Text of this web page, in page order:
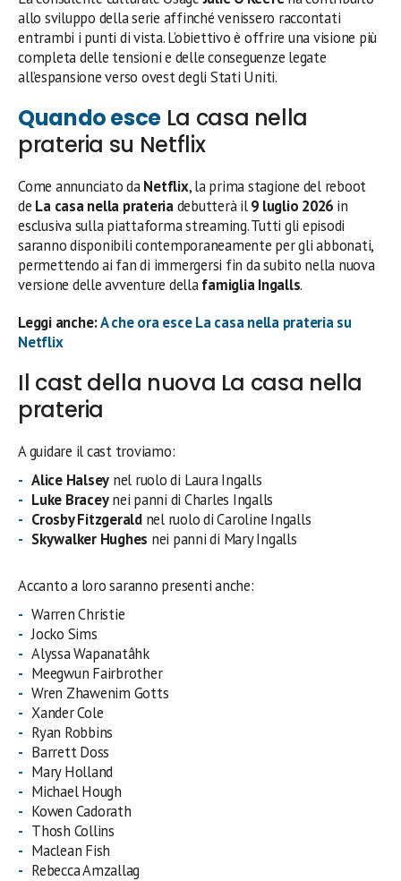
allo sviluppo della serie affinché venissero raccontati
entrambi i punti di vista. L’obiettivo è offrire una visione più
completa delle tensioni e delle conseguenze legate
all’espansione verso ovest degli Stati Uniti.
Quando esce La casa nella
prateria su Netflix
Come annunciato daNetflix, la prima stagione del reboot
de La casa nella prateriadebutterà il9 luglio 2026 in
esclusiva sulla piattaforma streaming. Tutti gli episodi
saranno disponibili contemporaneamente per gli abbonati,
permettendo ai fan di immergersi fin da subito nella nuova
versione delle avventure dellafamiglia Ingalls.
Leggi anche:A che ora esce La casa nella prateria su
Netflix
Il cast della nuova La casa nella
prateria
A guidare il cast troviamo:
Alice Halsey nel ruolo di Laura Ingalls
Luke Braceynei panni di Charles Ingalls
Crosby Fitzgeraldnel ruolo di Caroline Ingalls
Skywalker Hughes nei panni di Mary Ingalls
Accanto a loro saranno presenti anche:
Warren Christie
Jocko Sims
Alyssa Wapanatâhk
Meegwun Fairbrother
Wren Zhawenim Gotts
Xander Cole
Ryan Robbins
Barrett Doss
Mary Holland
Michael Hough
Kowen Cadorath
Thosh Collins
Maclean Fish
Rebecca Amzallag